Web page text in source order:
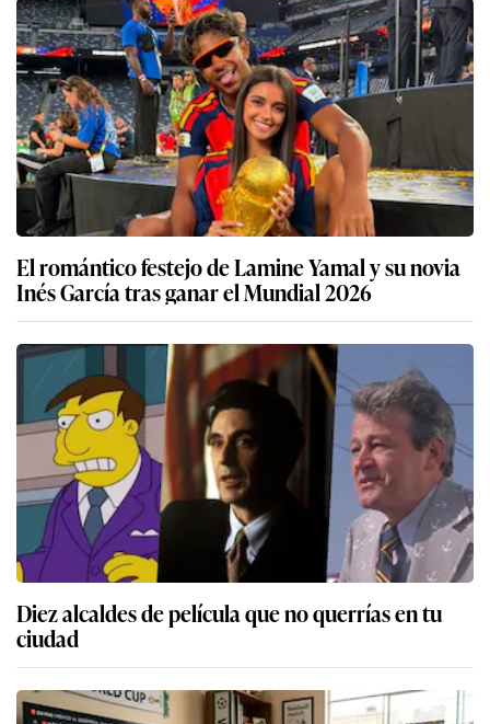
El romántico festejo de Lamine Yamal y su novia
Inés García tras ganar el Mundial 2026
Diez alcaldes de película que no querrías en tu
ciudad